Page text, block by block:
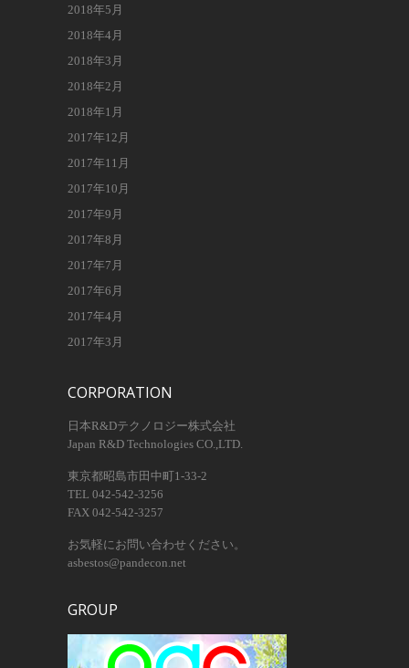
2018年5月
2018年4月
2018年3月
2018年2月
2018年1月
2017年12月
2017年11月
2017年10月
2017年9月
2017年8月
2017年7月
2017年6月
2017年4月
2017年3月
CORPORATION
日本R&Dテクノロジー株式会社
Japan R&D Technologies CO.,LTD.
東京都昭島市田中町1-33-2
TEL 042-542-3256
FAX 042-542-3257
お気軽にお問い合わせください。
asbestos@pandecon.net
GROUP